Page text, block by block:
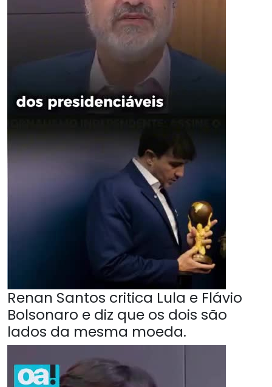
Renan Santos critica Lula e Flávio
Bolsonaro e diz que os dois são
lados da mesma moeda.